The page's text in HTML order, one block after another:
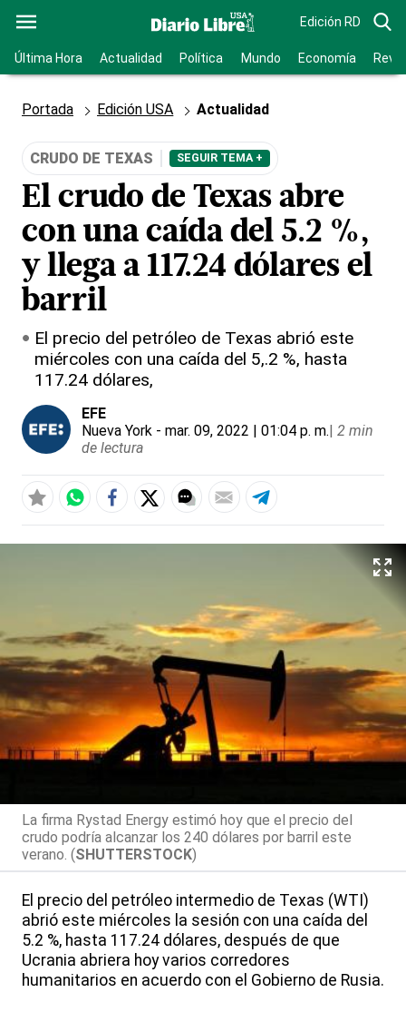
Edición RD
Última Hora Actualidad Política Mundo Economía
Portada Edición USA Actualidad
CRUDO DE TEXAS SEGUIR TEMA +
El crudo de Texas abre
con una caída del 5.2 %,
y llega a 117.24 dólares el
barril
El precio del petróleo de Texas abrió este
miércoles con una caída del 5,.2 %, hasta
117.24 dólares,
EFE
Nueva York - mar. 09, 2022 | 01:04 p. m.| 2 min
de lectura
La firma Rystad Energy estimó hoy que el precio del
crudo podría alcanzar los 240 dólares por barril este
verano. (SHUTTERSTOCK)
El precio del petróleo intermedio de Texas (WTI)
abrió este miércoles la sesión con una caída del
5.2 %, hasta 117.24 dólares, después de que
Ucrania abriera hoy varios corredores
humanitarios en acuerdo con el Gobierno de Rusia.